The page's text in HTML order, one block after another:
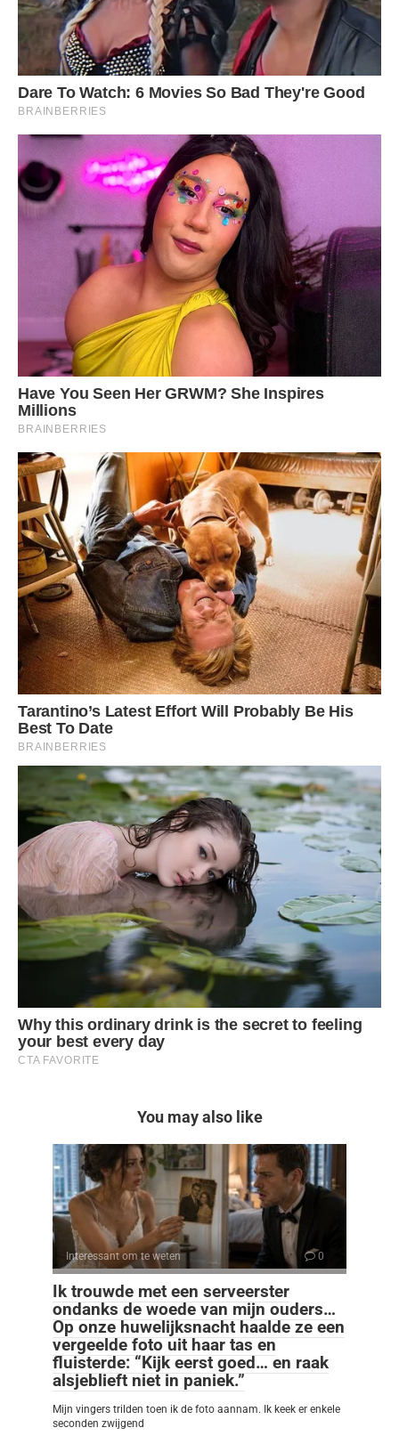
You may also like
Interessant om te weten 0
Ik trouwde met een serveerster
ondanks de woede van mijn ouders…
Op onze huwelijksnacht haalde ze een
vergeelde foto uit haar tas en
fluisterde: “Kijk eerst goed… en raak
alsjeblieft niet in paniek.”
Mijn vingers trilden toen ik de foto aannam. Ik keek er enkele
seconden zwijgend